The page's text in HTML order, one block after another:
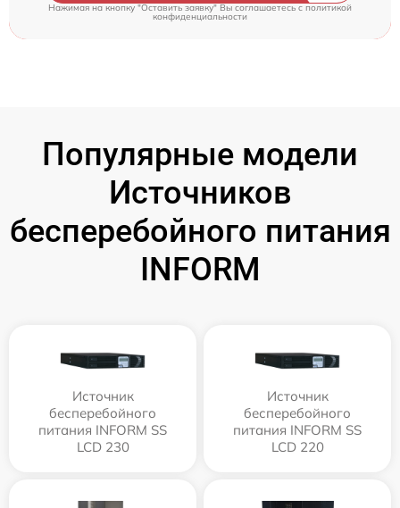
Нажимая на кнопку "Оставить заявку" Вы соглашаетесь cполитикой
конфиденциальности
Популярные модели
Источников
бесперебойного питания
INFORM
Источник
бесперебойного
питания INFORM SS
LCD 230
Источник
бесперебойного
питания INFORM SS
LCD 220